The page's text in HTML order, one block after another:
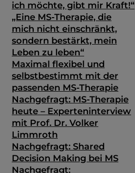
ich möchte, gibt mir Kraft!“
„Eine MS-Therapie, die
mich nicht einschränkt,
sondern bestärkt, mein
Leben zu leben“
Maximal flexibel und
selbstbestimmt mit der
passenden MS-Therapie
Nachgefragt: MS-Therapie
heute – Experteninterview
mit Prof. Dr. Volker
Limmroth
Nachgefragt: Shared
Decision Making bei MS
Nachgefragt: